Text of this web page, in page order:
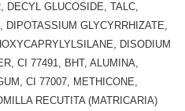
DECYL GLUCOSIDE, TALC,
DIPOTASSIUM GLYCYRRHIZATE,
DISODIUM
CI 77491, BHT, ALUMINA,
CI 77007, METHICONE,
RECUTITA (MATRICARIA)